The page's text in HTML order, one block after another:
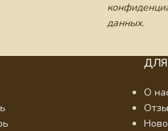
данных.
О